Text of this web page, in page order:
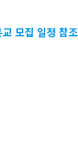
모집 일정 참